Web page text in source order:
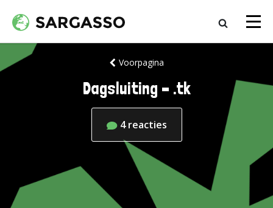
Voorpagina
Dagsluiting – .tk
4 reacties